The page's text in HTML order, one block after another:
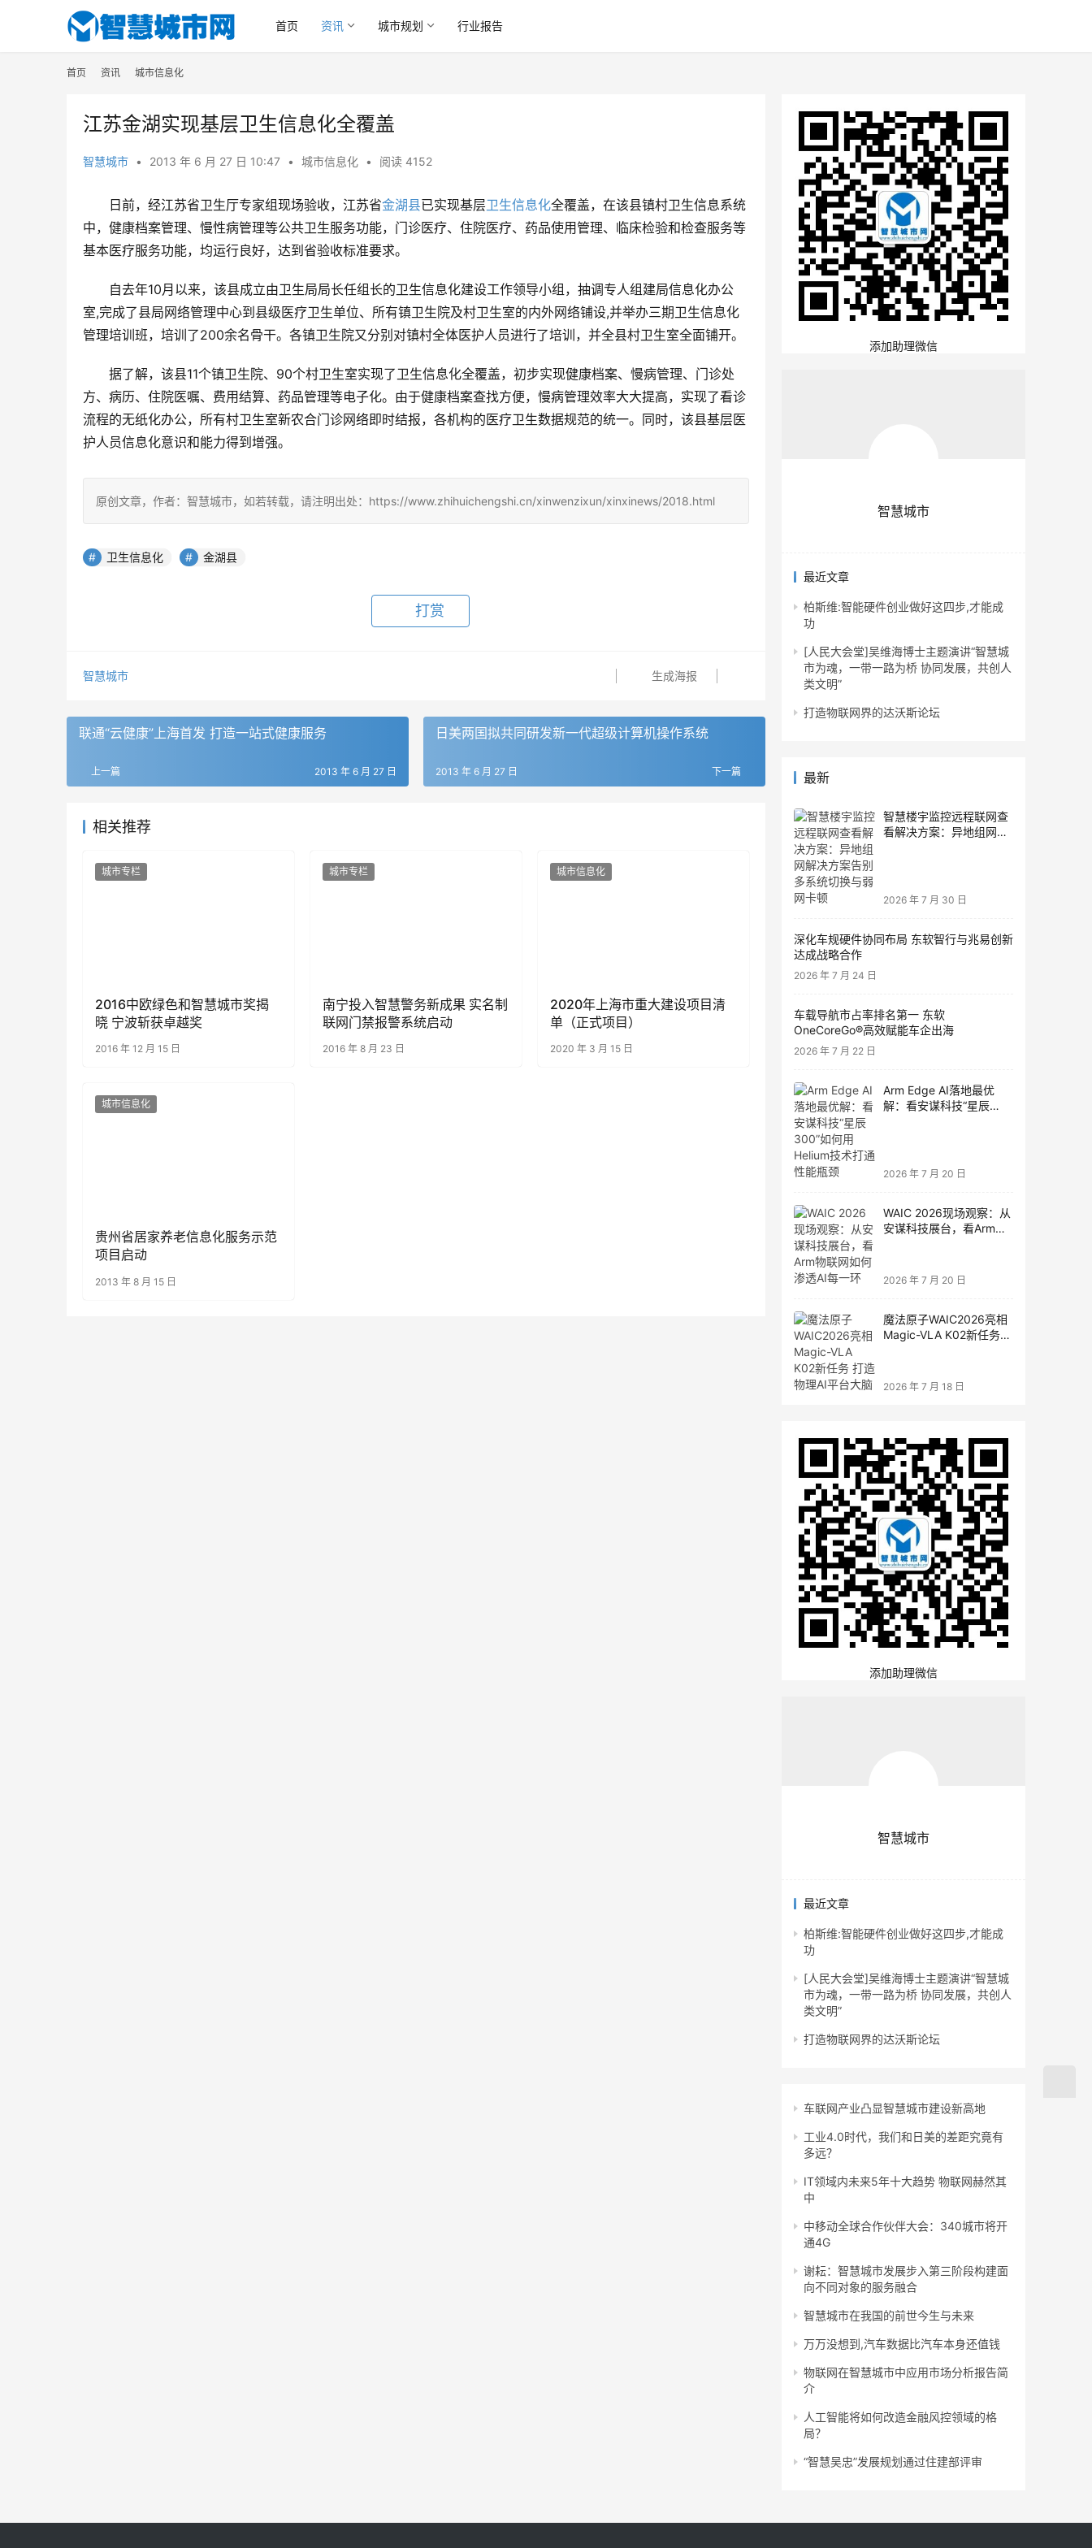
首页 资讯 城市规划 行业报告
首页 资讯 城市信息化
江苏金湖实现基层卫生信息化全覆盖
智慧城市 • 2013 年 6 月 27 日 10:47 • 城市信息化 • 阅读 4152
日前，经江苏省卫生厅专家组现场验收，江苏省金湖县已实现基层卫生信息化全覆盖，在该县镇村卫生信息系统
中，健康档案管理、慢性病管理等公共卫生服务功能，门诊医疗、住院医疗、药品使用管理、临床检验和检查服务等
基本医疗服务功能，均运行良好，达到省验收标准要求。
自去年10月以来，该县成立由卫生局局长任组长的卫生信息化建设工作领导小组，抽调专人组建局信息化办公
室,完成了县局网络管理中心到县级医疗卫生单位、所有镇卫生院及村卫生室的内外网络铺设,并举办三期卫生信息化
管理培训班，培训了200余名骨干。各镇卫生院又分别对镇村全体医护人员进行了培训，并全县村卫生室全面铺开。
据了解，该县11个镇卫生院、90个村卫生室实现了卫生信息化全覆盖，初步实现健康档案、慢病管理、门诊处
方、病历、住院医嘱、费用结算、药品管理等电子化。由于健康档案查找方便，慢病管理效率大大提高，实现了看诊
流程的无纸化办公，所有村卫生室新农合门诊网络即时结报，各机构的医疗卫生数据规范的统一。同时，该县基层医
护人员信息化意识和能力得到增强。
原创文章，作者：智慧城市，如若转载，请注明出处：https://www.zhihuichengshi.cn/xinwenzixun/xinxinews/2018.html
卫生信息化 金湖县
打赏
智慧城市 生成海报
联通“云健康”上海首发 打造一站式健康服务
上一篇 2013 年 6 月 27 日
日美两国拟共同研发新一代超级计算机操作系统
下一篇
2013 年 6 月 27 日
相关推荐
城市专栏
2016中欧绿色和智慧城市奖揭
晓 宁波斩获卓越奖
2016 年 12 月 15 日
城市专栏
南宁投入智慧警务新成果 实名制
联网门禁报警系统启动
2016 年 8 月 23 日
城市信息化
2020年上海市重大建设项目清
单（正式项目）
2020 年 3 月 15 日
城市信息化
贵州省居家养老信息化服务示范
项目启动
2013 年 8 月 15 日
添加助理微信
智慧城市
最近文章
柏斯维:智能硬件创业做好这四步,才能成
功
[人民大会堂]吴维海博士主题演讲“智慧城
市为魂，一带一路为桥 协同发展，共创人
类文明”
打造物联网界的达沃斯论坛
最新
智慧楼宇监控远程联网查
看解决方案：异地组网解
2026 年 7 月 30 日
深化车规硬件协同布局 东软智行与兆易创新
达成战略合作
2026 年 7 月 24 日
车载导航市占率排名第一 东软
OneCoreGo®高效赋能车企出海
2026 年 7 月 22 日
Arm Edge AI落地最优
解：看安谋科技“星辰
2026 年 7 月 20 日
WAIC 2026现场观察：从
安谋科技展台，看Arm物
2026 年 7 月 20 日
魔法原子WAIC2026亮相
Magic-VLA K02新任务
2026 年 7 月 18 日
添加助理微信
智慧城市
最近文章
柏斯维:智能硬件创业做好这四步,才能成
功
[人民大会堂]吴维海博士主题演讲“智慧城
市为魂，一带一路为桥 协同发展，共创人
类文明”
打造物联网界的达沃斯论坛
车联网产业凸显智慧城市建设新高地
工业4.0时代，我们和日美的差距究竟有
多远？
IT领域内未来5年十大趋势 物联网赫然其
中
中移动全球合作伙伴大会：340城市将开
通4G
谢耘：智慧城市发展步入第三阶段构建面
向不同对象的服务融合
智慧城市在我国的前世今生与未来
万万没想到,汽车数据比汽车本身还值钱
物联网在智慧城市中应用市场分析报告简
介
人工智能将如何改造金融风控领域的格
局？
“智慧吴忠”发展规划通过住建部评审